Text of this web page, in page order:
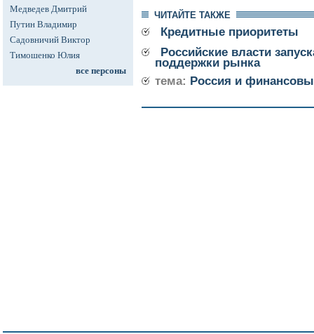
Медведев Дмитрий
Путин Владимир
Садовничий Виктор
Тимошенко Юлия
все персоны
ЧИТАЙТЕ ТАКЖЕ
Кредитные приоритеты
Российские власти
поддержки рынка
тема: Россия и